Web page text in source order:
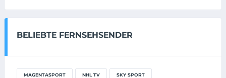
BELIEBTE FERNSEHSENDER
MAGENTASPORT NHL TV SKY SPORT